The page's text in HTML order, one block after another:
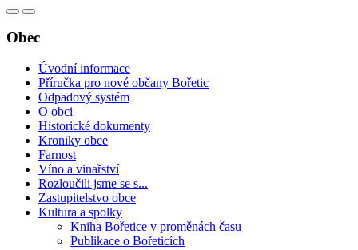
Obec
Úvodní informace
Příručka pro nové občany Bořetic
Odpadový systém
O obci
Historické dokumenty
Kroniky obce
Farnost
Víno a vinařství
Rozloučili jsme se s...
Zastupitelstvo obce
Kultura a spolky
Kniha Bořetice v proměnách času
Publikace o Bořeticích